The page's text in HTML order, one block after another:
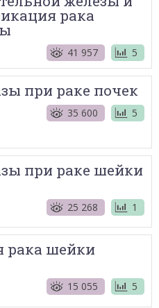
рака
41 957 5
при раке почек
35 600 5
при раке шейки
25 268 1
рака шейки
15 055 5